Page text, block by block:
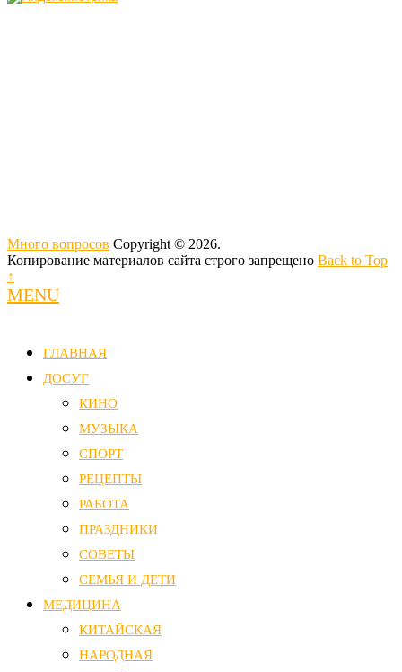
Много вопросов Copyright © 2026.
Копирование материалов сайта строго запрещено Back to Top
↑
MENU
ГЛАВНАЯ
ДОСУГ
КИНО
МУЗЫКА
СПОРТ
РЕЦЕПТЫ
РАБОТА
ПРАЗДНИКИ
СОВЕТЫ
СЕМЬЯ И ДЕТИ
МЕДИЦИНА
КИТАЙСКАЯ
НАРОДНАЯ